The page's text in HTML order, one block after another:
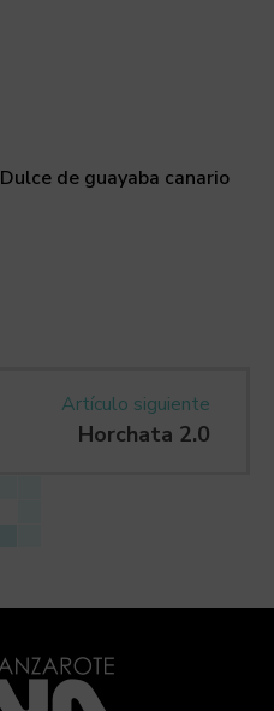
Dulce de guayaba canario
Artículo siguiente
Horchata 2.0